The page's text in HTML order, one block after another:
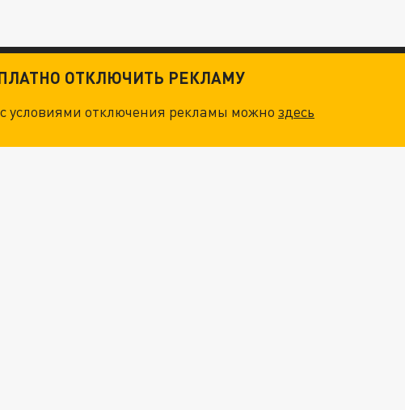
ОТКЛЮЧИТЬ РЕКЛАМУ
условиями отключения рекламы можноздесь